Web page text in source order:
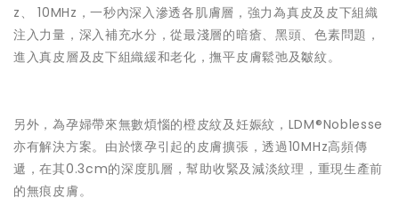
z、 10MHz，一秒內深入滲透各肌膚層，強力為真皮及皮下組織
注入力量，深入補充水分，從最淺層的暗瘡、黑頭、色素問題，
進入真皮層及皮下組織緩和老化，撫平皮膚鬆弛及皺紋。
另外，為孕婦帶來無數煩惱的橙皮紋及妊娠紋，LDM®️Noblesse
亦有解決方案。由於懷孕引起的皮膚擴張，透過10MHz高頻傳
遞，在其0.3cm的深度肌層，幫助收緊及減淡紋理，重現生產前
的無痕皮膚。